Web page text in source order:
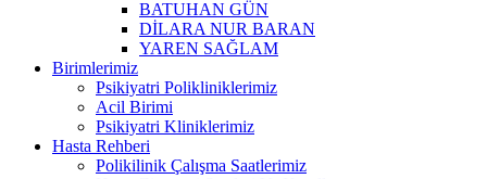
BATUHAN GÜN
DİLARA NUR BARAN
YAREN SAĞLAM
Birimlerimiz
Psikiyatri Polikliniklerimiz
Acil Birimi
Psikiyatri Kliniklerimiz
Hasta Rehberi
Polikilinik Çalışma Saatlerimiz